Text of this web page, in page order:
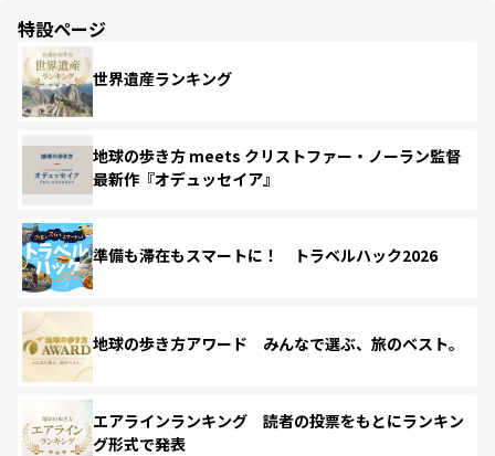
特設ページ
世界遺産ランキング
地球の歩き方 meets クリストファー・ノーラン監督
最新作『オデュッセイア』
準備も滞在もスマートに！ トラベルハック2026
地球の歩き方アワード みんなで選ぶ、旅のベスト。
エアラインランキング 読者の投票をもとにランキン
グ形式で発表